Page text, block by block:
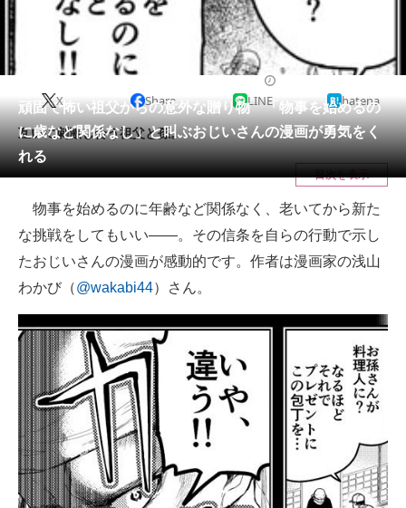
住まい 教育・育児
動物 リサーチ
会員記事
メディア
注目記事を集めた総合ページ
ITの今と未来を見通す
スマホと通信の最新トレンド
進化するPCとデバイスの未来
好きが集まる 比べて選べる
ビジネスと働き方のヒント
AI活用のいまが分かる
企業ITのトレンドを詳説
経営リーダーのコミュニティ
頑固で怖い祖父からの意外な贈り物 「物事を始めるの
に歳など関係なし」と叫ぶおじいさんの漫画が勇気をく
れる
X Share LINE hatena
互いに刺激し合う祖父と孫。
目次を表示
物事を始めるのに年齢など関係なく、老いてから新た
な挑戦をしてもいい――。その信条を自らの行動で示し
たおじいさんの漫画が感動的です。作者は漫画家の浅山
わかび（@wakabi44）さん。